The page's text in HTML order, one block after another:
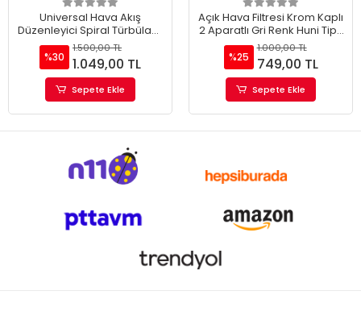
Universal Hava Akış
Düzenleyici Spiral Türbülans
Aparatı
%30
1.500,00 TL
1.049,00 TL
Sepete Ekle
Açık Hava Filtresi Krom Kaplı
2 Aparatlı Gri Renk Huni Tip-
90mm-73mm-60mm
%25
1.000,00 TL
749,00 TL
Sepete Ekle